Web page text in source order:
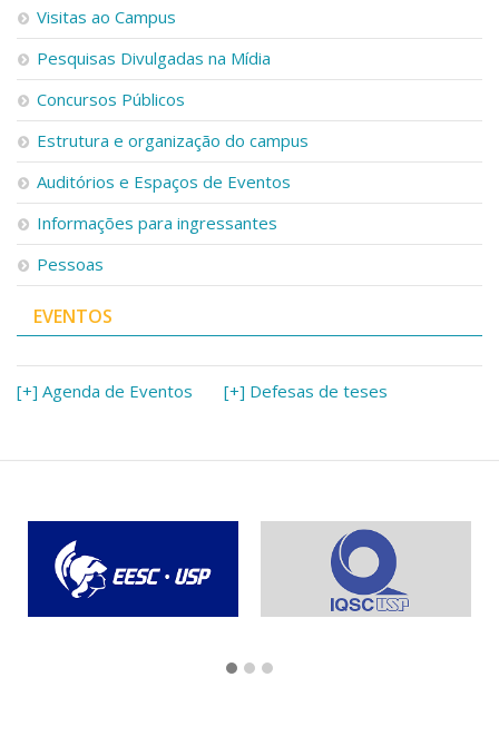
Visitas ao Campus
Pesquisas Divulgadas na Mídia
Concursos Públicos
Estrutura e organização do campus
Auditórios e Espaços de Eventos
Informações para ingressantes
Pessoas
EVENTOS
[+] Agenda de Eventos [+] Defesas de teses